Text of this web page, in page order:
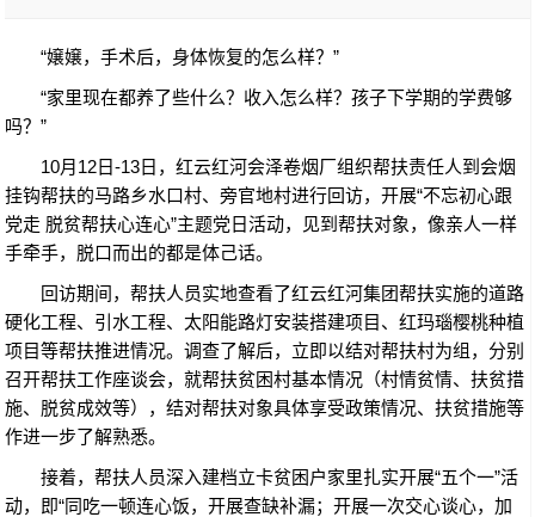
“嬢嬢，手术后，身体恢复的怎么样？”
“家里现在都养了些什么？收入怎么样？孩子下学期的学费够
吗？”
10月12日-13日，红云红河会泽卷烟厂组织帮扶责任人到会烟
挂钩帮扶的马路乡水口村、旁官地村进行回访，开展“不忘初心跟
党走 脱贫帮扶心连心”主题党日活动，见到帮扶对象，像亲人一样
手牵手，脱口而出的都是体己话。
回访期间，帮扶人员实地查看了红云红河集团帮扶实施的道路
硬化工程、引水工程、太阳能路灯安装搭建项目、红玛瑙樱桃种植
项目等帮扶推进情况。调查了解后，立即以结对帮扶村为组，分别
召开帮扶工作座谈会，就帮扶贫困村基本情况（村情贫情、扶贫措
施、脱贫成效等），结对帮扶对象具体享受政策情况、扶贫措施等
作进一步了解熟悉。
接着，帮扶人员深入建档立卡贫困户家里扎实开展“五个一”活
动，即“同吃一顿连心饭，开展查缺补漏；开展一次交心谈心，加